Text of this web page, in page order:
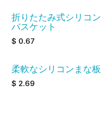
折りたたみ式シリコン
バスケット
$ 0.67
柔軟なシリコンまな板
$ 2.69